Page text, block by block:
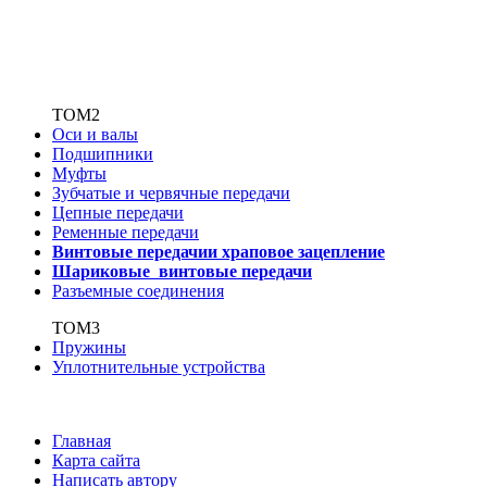
ТОМ2
Оси и валы
Подшипники
Муфты
Зубчатые и червячные передачи
Цепные передачи
Ременные передачи
Винтовые передачии храповое зацепление
Шариковые винтовые передачи
Разъемные соединения
ТОМ3
Пружины
Уплотнительные устройства
Главная
Карта сайта
Написать автору